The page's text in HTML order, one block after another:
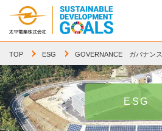
TOP ESG GOVERNANCE ガバナンス
ESG